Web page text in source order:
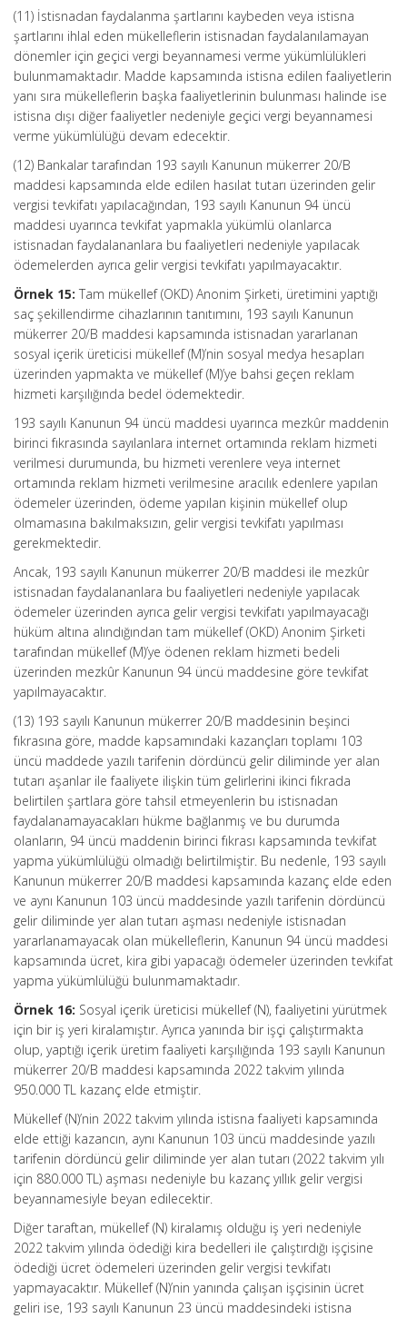
(11) İstisnadan faydalanma şartlarını kaybeden veya istisna
şartlarını ihlal eden mükelleflerin istisnadan faydalanılamayan
dönemler için geçici vergi beyannamesi verme yükümlülükleri
bulunmamaktadır. Madde kapsamında istisna edilen faaliyetlerin
yanı sıra mükelleflerin başka faaliyetlerinin bulunması halinde ise
istisna dışı diğer faaliyetler nedeniyle geçici vergi beyannamesi
verme yükümlülüğü devam edecektir.
(12) Bankalar tarafından 193 sayılı Kanunun mükerrer 20/B
maddesi kapsamında elde edilen hasılat tutarı üzerinden gelir
vergisi tevkifatı yapılacağından, 193 sayılı Kanunun 94 üncü
maddesi uyarınca tevkifat yapmakla yükümlü olanlarca
istisnadan faydalananlara bu faaliyetleri nedeniyle yapılacak
ödemelerden ayrıca gelir vergisi tevkifatı yapılmayacaktır.
Örnek 15: Tam mükellef (OKD) Anonim Şirketi, üretimini yaptığı
saç şekillendirme cihazlarının tanıtımını, 193 sayılı Kanunun
mükerrer 20/B maddesi kapsamında istisnadan yararlanan
sosyal içerik üreticisi mükellef (M)’nin sosyal medya hesapları
üzerinden yapmakta ve mükellef (M)’ye bahsi geçen reklam
hizmeti karşılığında bedel ödemektedir.
193 sayılı Kanunun 94 üncü maddesi uyarınca mezkûr maddenin
birinci fıkrasında sayılanlara internet ortamında reklam hizmeti
verilmesi durumunda, bu hizmeti verenlere veya internet
ortamında reklam hizmeti verilmesine aracılık edenlere yapılan
ödemeler üzerinden, ödeme yapılan kişinin mükellef olup
olmamasına bakılmaksızın, gelir vergisi tevkifatı yapılması
gerekmektedir.
Ancak, 193 sayılı Kanunun mükerrer 20/B maddesi ile mezkûr
istisnadan faydalananlara bu faaliyetleri nedeniyle yapılacak
ödemeler üzerinden ayrıca gelir vergisi tevkifatı yapılmayacağı
hüküm altına alındığından tam mükellef (OKD) Anonim Şirketi
tarafından mükellef (M)’ye ödenen reklam hizmeti bedeli
üzerinden mezkûr Kanunun 94 üncü maddesine göre tevkifat
yapılmayacaktır.
(13) 193 sayılı Kanunun mükerrer 20/B maddesinin beşinci
fıkrasına göre, madde kapsamındaki kazançları toplamı 103
üncü maddede yazılı tarifenin dördüncü gelir diliminde yer alan
tutarı aşanlar ile faaliyete ilişkin tüm gelirlerini ikinci fıkrada
belirtilen şartlara göre tahsil etmeyenlerin bu istisnadan
faydalanamayacakları hükme bağlanmış ve bu durumda
olanların, 94 üncü maddenin birinci fıkrası kapsamında tevkifat
yapma yükümlülüğü olmadığı belirtilmiştir. Bu nedenle, 193 sayılı
Kanunun mükerrer 20/B maddesi kapsamında kazanç elde eden
ve aynı Kanunun 103 üncü maddesinde yazılı tarifenin dördüncü
gelir diliminde yer alan tutarı aşması nedeniyle istisnadan
yararlanamayacak olan mükelleflerin, Kanunun 94 üncü maddesi
kapsamında ücret, kira gibi yapacağı ödemeler üzerinden tevkifat
yapma yükümlülüğü bulunmamaktadır.
Örnek 16: Sosyal içerik üreticisi mükellef (N), faaliyetini yürütmek
için bir iş yeri kiralamıştır. Ayrıca yanında bir işçi çalıştırmakta
olup, yaptığı içerik üretim faaliyeti karşılığında 193 sayılı Kanunun
mükerrer 20/B maddesi kapsamında 2022 takvim yılında
950.000 TL kazanç elde etmiştir.
Mükellef (N)’nin 2022 takvim yılında istisna faaliyeti kapsamında
elde ettiği kazancın, aynı Kanunun 103 üncü maddesinde yazılı
tarifenin dördüncü gelir diliminde yer alan tutarı (2022 takvim yılı
için 880.000 TL) aşması nedeniyle bu kazanç yıllık gelir vergisi
beyannamesiyle beyan edilecektir.
Diğer taraftan, mükellef (N) kiralamış olduğu iş yeri nedeniyle
2022 takvim yılında ödediği kira bedelleri ile çalıştırdığı işçisine
ödediği ücret ödemeleri üzerinden gelir vergisi tevkifatı
yapmayacaktır. Mükellef (N)’nin yanında çalışan işçisinin ücret
geliri ise, 193 sayılı Kanunun 23 üncü maddesindeki istisna